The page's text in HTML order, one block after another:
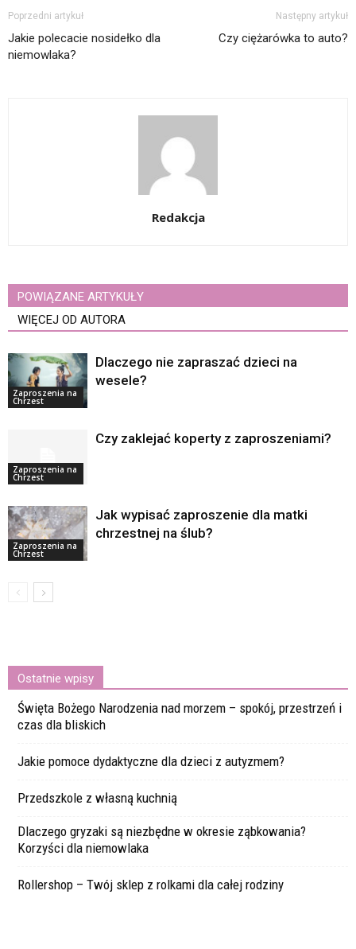
Poprzedni artykuł
Jakie polecacie nosidełko dla
niemowlaka?
Następny artykuł
Czy ciężarówka to auto?
Redakcja
POWIĄZANE ARTYKUŁY
WIĘCEJ OD AUTORA
Zaproszenia na
Chrzest
Dlaczego nie zapraszać dzieci na
wesele?
Zaproszenia na
Chrzest
Czy zaklejać koperty z zaproszeniami?
Zaproszenia na
Chrzest
Jak wypisać zaproszenie dla matki
chrzestnej na ślub?
Ostatnie wpisy
Święta Bożego Narodzenia nad morzem – spokój, przestrzeń i
czas dla bliskich
Jakie pomoce dydaktyczne dla dzieci z autyzmem?
Przedszkole z własną kuchnią
Dlaczego gryzaki są niezbędne w okresie ząbkowania?
Korzyści dla niemowlaka
Rollershop – Twój sklep z rolkami dla całej rodziny